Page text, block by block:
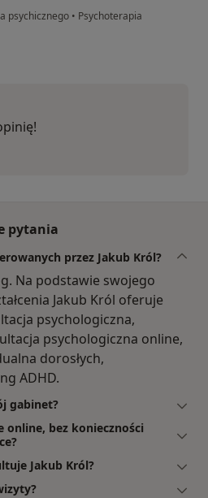
psychicznego • Psychoterapia
pytania
przez Jakub Król?
Na podstawie swojego
Jakub Król oferuje
psychologiczna,
psychologiczna online,
dorosłych,
ADHD.
gabinet?
online, bez konieczności
Jakub Król?